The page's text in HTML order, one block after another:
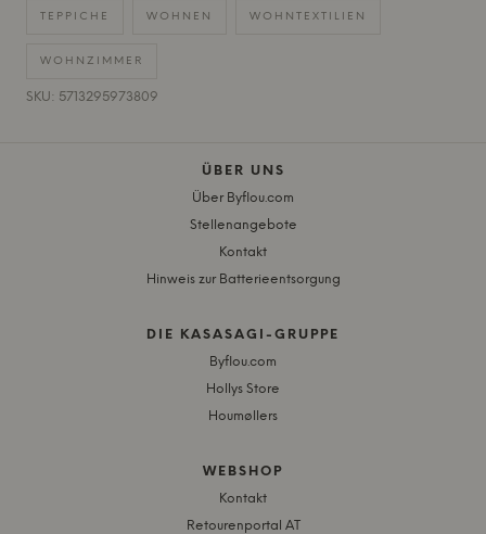
TEPPICHE WOHNEN WOHNTEXTILIEN
WOHNZIMMER
SKU: 5713295973809
ÜBER UNS
Über Byflou.com
Stellenangebote
Kontakt
Hinweis zur Batterieentsorgung
DIE KASASAGI-GRUPPE
Byflou.com
Hollys Store
Houmøllers
WEBSHOP
Kontakt
Retourenportal AT